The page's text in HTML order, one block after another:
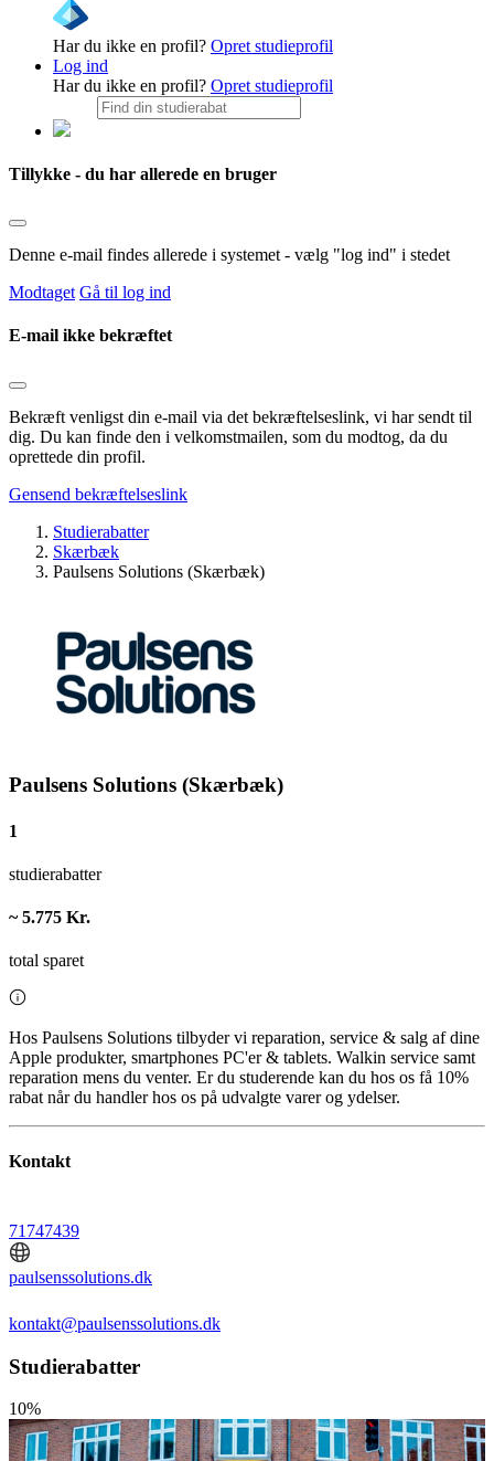
Har du ikke en profil? Opret studieprofil
Log ind
Har du ikke en profil? Opret studieprofil
Tillykke - du har allerede en bruger
Denne e-mail findes allerede i systemet - vælg "log ind" i stedet
Modtaget Gå til log ind
E-mail ikke bekræftet
Bekræft venligst din e-mail via det bekræftelseslink, vi har sendt til
dig. Du kan finde den i velkomstmailen, som du modtog, da du
oprettede din profil.
Gensend bekræftelseslink
Studierabatter
Skærbæk
Paulsens Solutions (Skærbæk)
Paulsens Solutions (Skærbæk)
1
studierabatter
~ 5.775 Kr.
total sparet
Hos Paulsens Solutions tilbyder vi reparation, service & salg af dine
Apple produkter, smartphones PC'er & tablets. Walkin service samt
reparation mens du venter. Er du studerende kan du hos os få 10%
rabat når du handler hos os på udvalgte varer og ydelser.
Kontakt
71747439
paulsenssolutions.dk
kontakt@paulsenssolutions.dk
Studierabatter
10%